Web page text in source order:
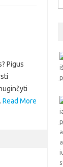
Pigus
Read More